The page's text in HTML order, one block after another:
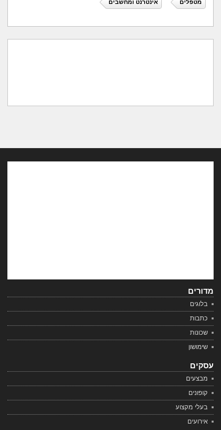
מטפלים אינטרנט ומחשבים
מדורים
בלוגים
כתבות
שכונות
שימושון
עסקים
מבצעים
קופונים
בעלי מקצוע
אירועים